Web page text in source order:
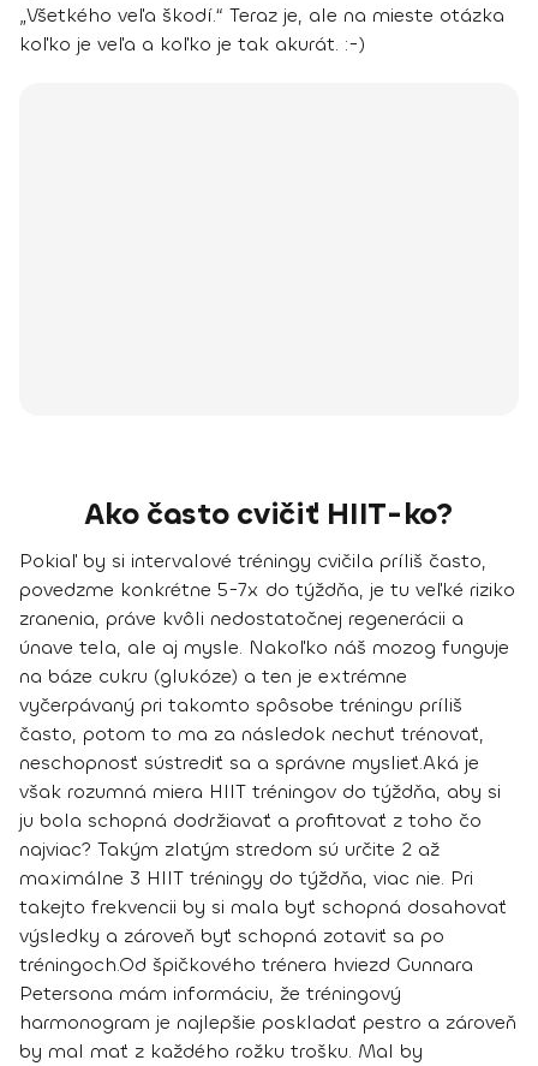
„Všetkého veľa škodí.“ Teraz je, ale na mieste otázka
koľko je veľa a koľko je tak akurát. :-)
Ako často cvičiť HIIT-ko?
Pokiaľ by si intervalové tréningy cvičila príliš často,
povedzme konkrétne 5-7x do týždňa, je tu veľké riziko
zranenia, práve kvôli nedostatočnej regenerácii a
únave tela, ale aj mysle. Nakoľko náš mozog funguje
na báze cukru (glukóze) a ten je extrémne
vyčerpávaný pri takomto spôsobe tréningu príliš
často, potom to ma za následok nechuť trénovať,
neschopnosť sústrediť sa a správne myslieť.Aká je
však rozumná miera HIIT tréningov do týždňa, aby si
ju bola schopná dodržiavať a profitovať z toho čo
najviac? Takým zlatým stredom sú určite 2 až
maximálne 3 HIIT tréningy do týždňa, viac nie. Pri
takejto frekvencii by si mala byť schopná dosahovať
výsledky a zároveň byť schopná zotaviť sa po
tréningoch.Od špičkového trénera hviezd Gunnara
Petersona mám informáciu, že tréningový
harmonogram je najlepšie poskladať pestro a zároveň
by mal mať z každého rožku trošku. Mal by